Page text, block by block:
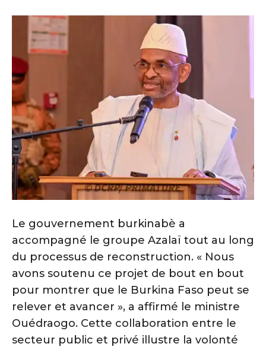
Le gouvernement burkinabè a
accompagné le groupe Azalaï tout au long
du processus de reconstruction. « Nous
avons soutenu ce projet de bout en bout
pour montrer que le Burkina Faso peut se
relever et avancer », a affirmé le ministre
Ouédraogo. Cette collaboration entre le
secteur public et privé illustre la volonté